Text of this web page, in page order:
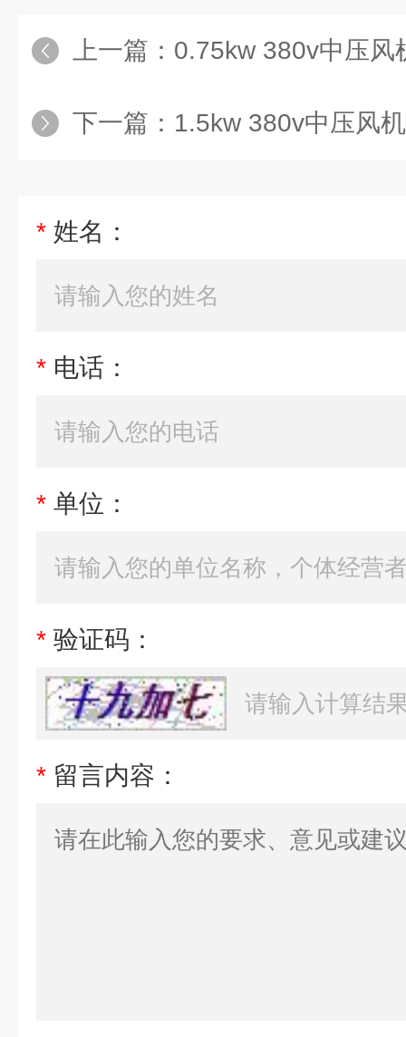
上一篇： 0.75kw 380v中压风机FMS-
下一篇： 1.5kw 380v中压风机FMS-
* 姓名：
* 电话：
* 单位：
* 验证码：
* 留言内容：